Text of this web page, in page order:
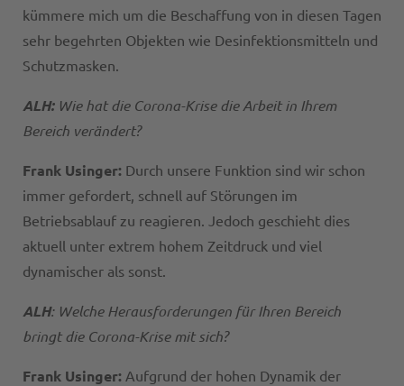
kümmere mich um die Beschaffung von in diesen Tagen
sehr begehrten Objekten wie Desinfektionsmitteln und
Schutzmasken.
ALH: Wie hat die Corona-Krise die Arbeit in Ihrem
Bereich verändert?
Frank Usinger: Durch unsere Funktion sind wir schon
immer gefordert, schnell auf Störungen im
Betriebsablauf zu reagieren. Jedoch geschieht dies
aktuell unter extrem hohem Zeitdruck und viel
dynamischer als sonst.
ALH: Welche Herausforderungen für Ihren Bereich
bringt die Corona-Krise mit sich?
Frank Usinger: Aufgrund der hohen Dynamik der